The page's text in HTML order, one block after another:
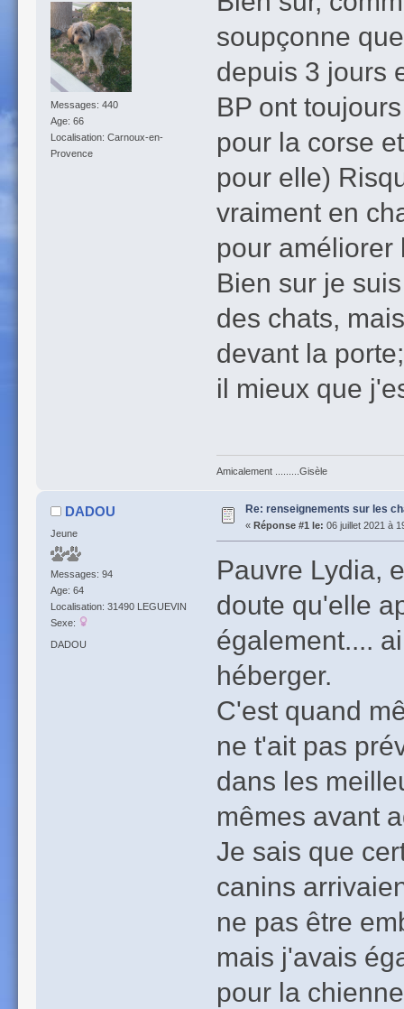
Messages: 440
Age: 66
Localisation: Carnoux-en-
Provence
soupçonne
depuis 3 jours
BP ont
pour la corse
pour elle)
vraiment en
pour améliorer
Bien sur je
des chats,
devant la
il mieux que
Amicalement .........Gisèle
DADOU
Jeune
Messages: 94
Age: 64
Localisation: 31490 LEGUEVIN
Sexe:
DADOU
Re: renseignements sur les
« Réponse #1 le: 06 juillet 2021 à
Pauvre Lydia,
doute qu'elle
également....
héberger.
C'est quand
ne t'ait pas
dans les
mêmes avant
Je sais que
canins
ne pas être
mais j'avais
pour la